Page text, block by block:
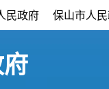
民政府 保山市人